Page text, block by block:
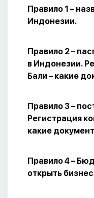
Правило 1 –
Индонезии.
Правило 2 –
в Индонезии.
Бали – какие
Правило 3 –
Регистрация
какие
Правило 4 –
открыть